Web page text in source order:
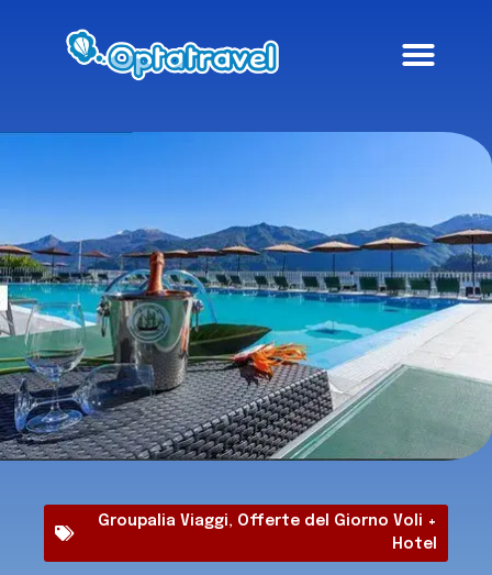
Groupalia Viaggi, Offerte del Giorno Voli +
Hotel